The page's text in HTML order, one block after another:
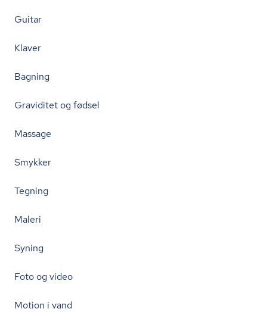
Guitar
Klaver
Bagning
Graviditet og fødsel
Massage
Smykker
Tegning
Maleri
Syning
Foto og video
Motion i vand